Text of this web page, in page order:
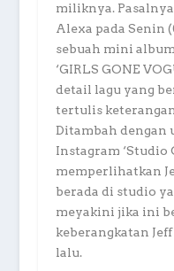
miliknya.
Alexa pada Senin
sebuah mini
‘GIRLS GONE
detail lagu yang
tertulis keterangan
Ditambah dengan
Instagram ‘Studio
memperlihatkan
berada di studio
meyakini jika ini
keberangkatan
lalu.